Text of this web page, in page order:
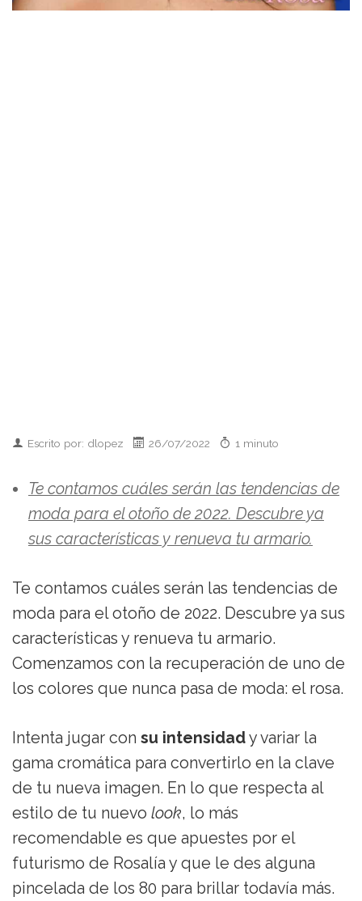
Escrito por: dlopez 26/07/2022 1 minuto
Te contamos cuáles serán las tendencias de
moda para el otoño de 2022. Descubre ya
sus características y renueva tu armario.
Te contamos cuáles serán las tendencias de
moda para el otoño de 2022. Descubre ya sus
características y renueva tu armario.
Comenzamos con la recuperación de uno de
los colores que nunca pasa de moda: el rosa.
Intenta jugar con su intensidady variar la
gama cromática para convertirlo en la clave
de tu nueva imagen. En lo que respecta al
estilo de tu nuevo look, lo más
recomendable es que apuestes por el
futurismo de Rosalía y que le des alguna
pincelada de los 80 para brillar todavía más.